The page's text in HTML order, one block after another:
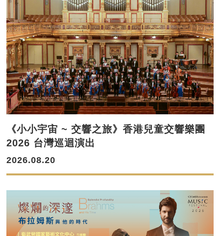
《小小宇宙 ~ 交響之旅》香港兒童交響樂團
2026 台灣巡迴演出
2026.08.20